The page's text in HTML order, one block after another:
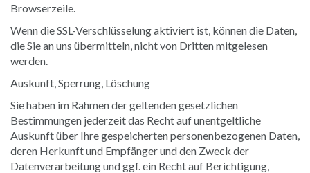
Browserzeile.
Wenn die SSL-Verschlüsselung aktiviert ist, können die Daten,
die Sie an uns übermitteln, nicht von Dritten mitgelesen
werden.
Auskunft, Sperrung, Löschung
Sie haben im Rahmen der geltenden gesetzlichen
Bestimmungen jederzeit das Recht auf unentgeltliche
Auskunft über Ihre gespeicherten personenbezogenen Daten,
deren Herkunft und Empfänger und den Zweck der
Datenverarbeitung und ggf. ein Recht auf Berichtigung,